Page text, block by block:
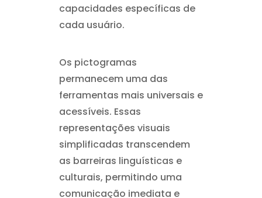
capacidades específicas de
cada usuário.
Os pictogramas
permanecem uma das
ferramentas mais universais e
acessíveis. Essas
representações visuais
simplificadas transcendem
as barreiras linguísticas e
culturais, permitindo uma
comunicação imediata e